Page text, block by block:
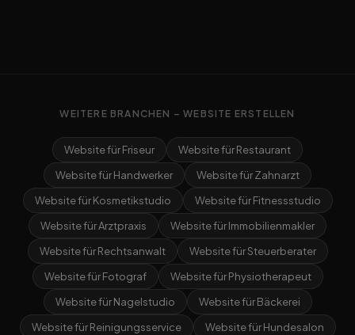
WEITERE BRANCHEN – WEBSITE ERSTELLEN
Website für Friseur
Website für Restaurant
Website für Handwerker
Website für Zahnarzt
Website für Kosmetikstudio
Website für Fitnessstudio
Website für Arztpraxis
Website für Immobilienmakler
Website für Rechtsanwalt
Website für Steuerberater
Website für Fotograf
Website für Physiotherapeut
Website für Nagelstudio
Website für Bäckerei
Website für Reinigungsservice
Website für Hundesalon